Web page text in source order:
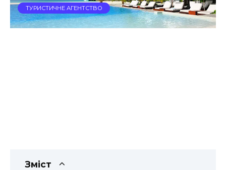
ТУРИСТИЧНЕ АГЕНТСТВО
Зміст